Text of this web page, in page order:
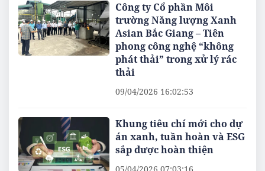
Công ty Cổ phần Môi
trường Năng lượng Xanh
Asian Bắc Giang – Tiên
phong công nghệ “không
phát thải” trong xử lý rác
thải
09/04/2026 16:02:53
Khung tiêu chí mới cho dự
án xanh, tuần hoàn và ESG
sắp được hoàn thiện